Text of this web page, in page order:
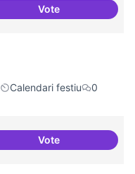
VoteDia Mundial de la
Calendari festiu
0
VotePlaça del